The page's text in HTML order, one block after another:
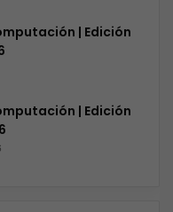
| Edición
| Edición